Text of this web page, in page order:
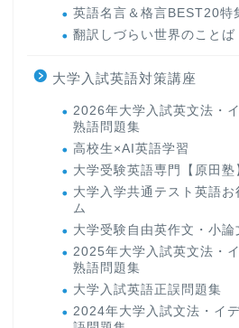
英語名言＆格言BEST20特
翻訳しづらい世界のことば
大学入試英語対策講座
2026年大学入試英文法・
熟語問題集
高校生×AI英語学習
大学受験英語専門【原田塾
大学入学共通テスト英語
ム
大学受験自由英作文・小論
2025年大学入試英文法・
熟語問題集
大学入試英語正誤問題集
2024年大学入試文法・イ